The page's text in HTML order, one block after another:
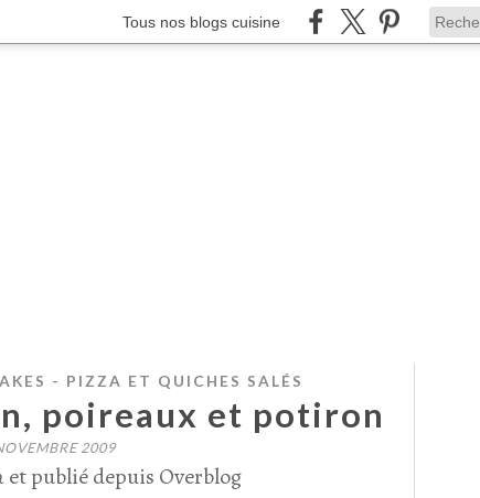
Tous nos blogs cuisine
- PIZZA ET QUICHES SALÉS
poireaux et potiron
2009
et publié depuis Overblog